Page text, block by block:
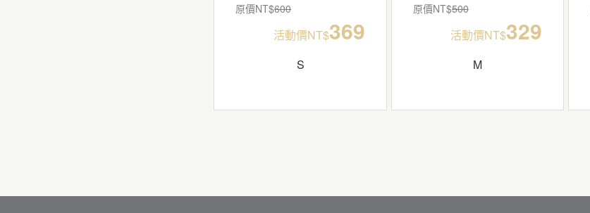
原價NT$600
活動價NT$369
S
原價NT$500
活動價NT$329
M